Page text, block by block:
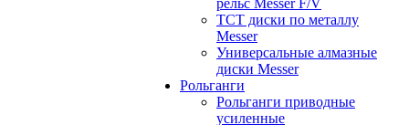
рельс Messer F/V
ТСТ диски по металлу
Messer
Универсальные алмазные
диски Messer
Рольганги
Рольганги приводные
усиленные